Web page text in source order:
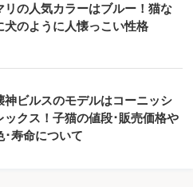
リの人気カラーはブルー！猫な
犬のように人懐っこい性格
神ビルスのモデルはコーニッシ
ックス！子猫の値段･販売価格や
･寿命について